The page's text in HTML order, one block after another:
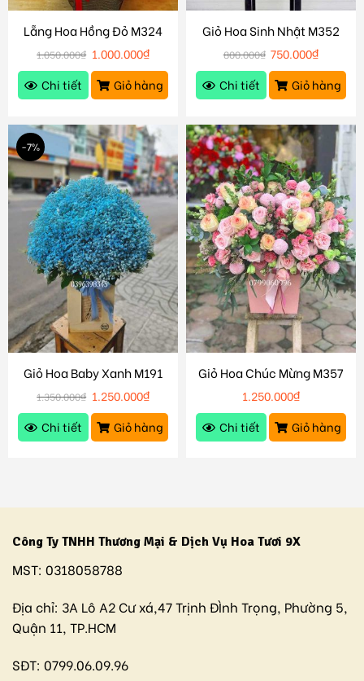
Lẵng Hoa Hồng Đỏ M324
1.050.000₫ 1.000.000₫
Chi tiết
Giỏ hàng
Giỏ Hoa Sinh Nhật M352
800.000₫ 750.000₫
Chi tiết
Giỏ hàng
-7%
Giỏ Hoa Baby Xanh M191
1.350.000₫ 1.250.000₫
Chi tiết
Giỏ hàng
Giỏ Hoa Chúc Mừng M357
1.250.000₫
Chi tiết
Giỏ hàng
Công Ty TNHH Thương Mại & Dịch Vụ Hoa Tươi 9X
MST: 0318058788
Địa chỉ: 3A Lô A2 Cư xá,47 Trịnh ĐÌnh Trọng, Phường 5,
Quận 11, TP.HCM
SĐT: 0799.06.09.96